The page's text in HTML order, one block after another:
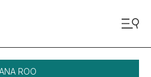
ROO